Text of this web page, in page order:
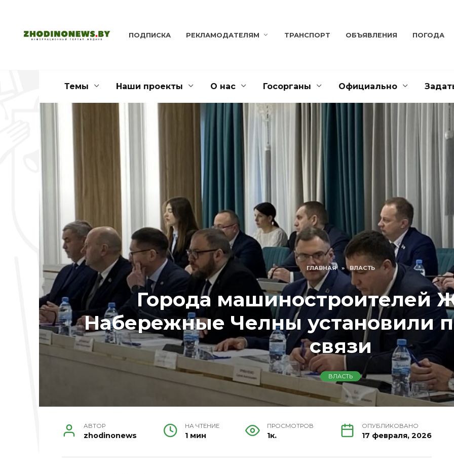
содержанию
ПОДПИСКА РЕКЛАМОДАТЕЛЯМ ТРАНСПОРТ ОБЪЯВЛЕНИЯ ПОГОДА
Темы Наши проекты О нас Госорганы Официально
ГЛАВНАЯ » ВЛАСТЬ
Города машиностроителей
Набережные Челны установили
связи
ВЛАСТЬ
АВТОР
zhodinonews
НА ЧТЕНИЕ
1 мин
ПРОСМОТРОВ
1к.
ОПУБЛИКОВАНО
17 февраля, 2026